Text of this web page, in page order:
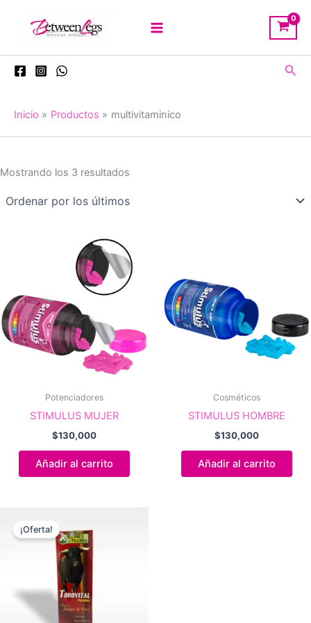
Inicio Productos multivitaminico
Mostrando los 3 resultados
últimos
Potenciadores
STIMULUS MUJER
$130,000
Añadir al carrito
Cosméticos
STIMULUS HOMBRE
$130,000
Añadir al carrito
¡Oferta!